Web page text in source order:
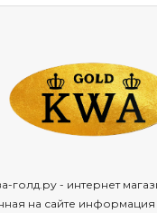
голд.ру - интернет
на сайте